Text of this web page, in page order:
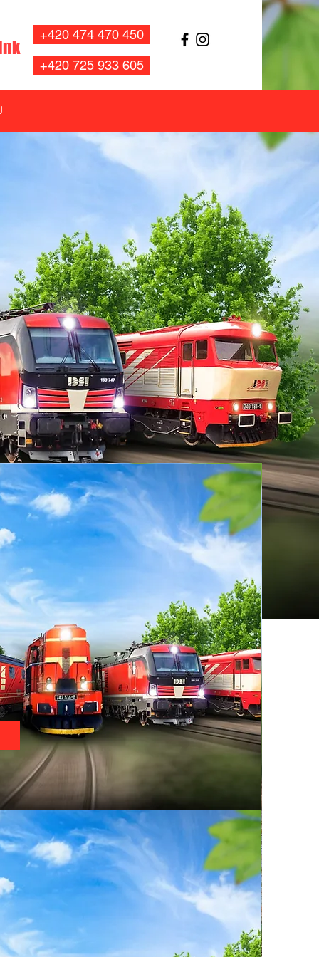
+420 725 933 605
+420 474 470 450